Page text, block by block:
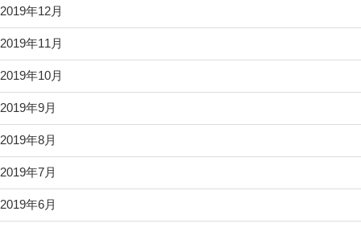
2019年12月
2019年11月
2019年10月
2019年9月
2019年8月
2019年7月
2019年6月